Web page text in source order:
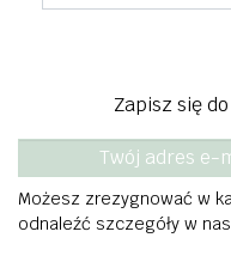
Zapisz się
Możesz zrezygnować w
odnaleźć szczegóły w